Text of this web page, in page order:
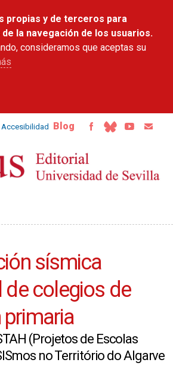
contenido
principal
propias y de terceros para
la navegación de los usuarios.
consideramos que aceptas su
Accesibilidad Blog
sísmica
de colegios de
(Projetos de Escolas
no Território do Algarve